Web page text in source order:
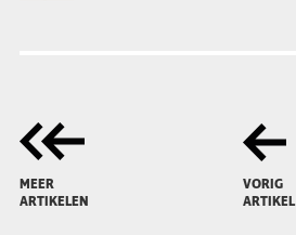
MEER
ARTIKELEN
VORIG
ARTIKEL